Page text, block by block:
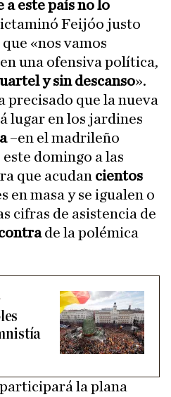
este país no lo
Feijóo justo
«nos vamos
una ofensiva política,
y sin descanso».
precisado que la nueva
lugar en los jardines
–en el madrileño
domingo a las
que acudan cientos
en masa y se igualen o
cifras de asistencia de
de la polémica
la plana